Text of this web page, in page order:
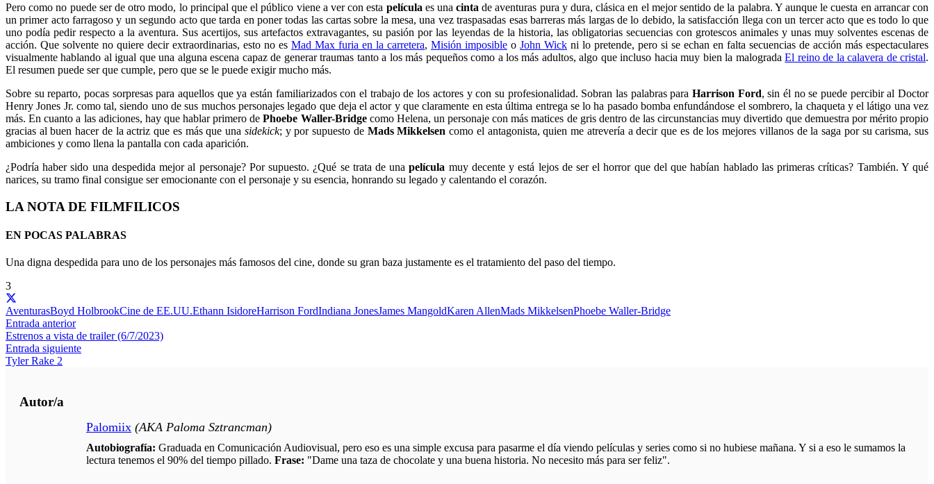
Pero como no puede ser de otro modo, lo principal que el público viene a ver con esta película es unacinta de aventuras pura y dura, clásica en el mejor sentido de la palabra. Y aunque le cuesta en arrancar con
un primer acto farragoso y un segundo acto que tarda en poner todas las cartas sobre la mesa, una vez traspasadas esas barreras más largas de lo debido, la satisfacción llega con un tercer acto que es todo lo que
uno podía pedir respecto a la aventura. Sus acertijos, sus artefactos extravagantes, su pasión por las leyendas de la historia, las obligatorias secuencias con grotescos animales y unas muy solventes escenas de
acción. Que solvente no quiere decir extraordinarias, esto no es Mad Max furia en la carretera, Misión imposible o John Wick ni lo pretende, pero si se echan en falta secuencias de acción más espectaculares
visualmente hablando al igual que una alguna escena capaz de generar traumas tanto a los más pequeños como a los más adultos, algo que incluso hacia muy bien la malogradaEl reino de la calavera de cristal.
El resumen puede ser que cumple, pero que se le puede exigir mucho más.
Sobre su reparto, pocas sorpresas para aquellos que ya están familiarizados con el trabajo de los actores y con su profesionalidad. Sobran las palabras para Harrison Ford, sin él no se puede percibir al Doctor
Henry Jones Jr. como tal, siendo uno de sus muchos personajes legado que deja el actor y que claramente en esta última entrega se lo ha pasado bomba enfundándose el sombrero, la chaqueta y el látigo una vez
más. En cuanto a las adiciones, hay que hablar primero dePhoebe Waller-Bridgecomo Helena, un personaje con más matices de gris dentro de las circunstancias muy divertido que demuestra por mérito propio
gracias al buen hacer de la actriz que es más que una sidekick; y por supuesto de Mads Mikkelsen como el antagonista, quien me atrevería a decir que es de los mejores villanos de la saga por su carisma, sus
ambiciones y como llena la pantalla con cada aparición.
¿Podría haber sido una despedida mejor al personaje? Por supuesto. ¿Qué se trata de unapelícula muy decente y está lejos de ser el horror que del que habían hablado las primeras críticas? También. Y qué
narices, su tramo final consigue ser emocionante con el personaje y su esencia, honrando su legado y calentando el corazón.
LA NOTA DE FILMFILICOS
EN POCAS PALABRAS
Una digna despedida para uno de los personajes más famosos del cine, donde su gran baza justamente es el tratamiento del paso del tiempo.
3
AventurasBoyd HolbrookCine de EE.UU.Ethann IsidoreHarrison FordIndiana JonesJames MangoldKaren AllenMads MikkelsenPhoebe Waller-Bridge
Entrada anterior
Estrenos a vista de trailer (6/7/2023)
Entrada siguiente
Tyler Rake 2
Autor/a
Palomiix (AKA Paloma Sztrancman)
Autobiografía: Graduada en Comunicación Audiovisual, pero eso es una simple excusa para pasarme el día viendo películas y series como si no hubiese mañana. Y si a eso le sumamos la
lectura tenemos el 90% del tiempo pillado. Frase: "Dame una taza de chocolate y una buena historia. No necesito más para ser feliz".